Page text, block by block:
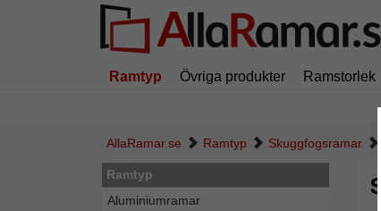
Ramtyp Övriga produkter Ramstorlek
AllaRamar.se Ramtyp Skuggfogsramar
Ramtyp
Aluminiumramar